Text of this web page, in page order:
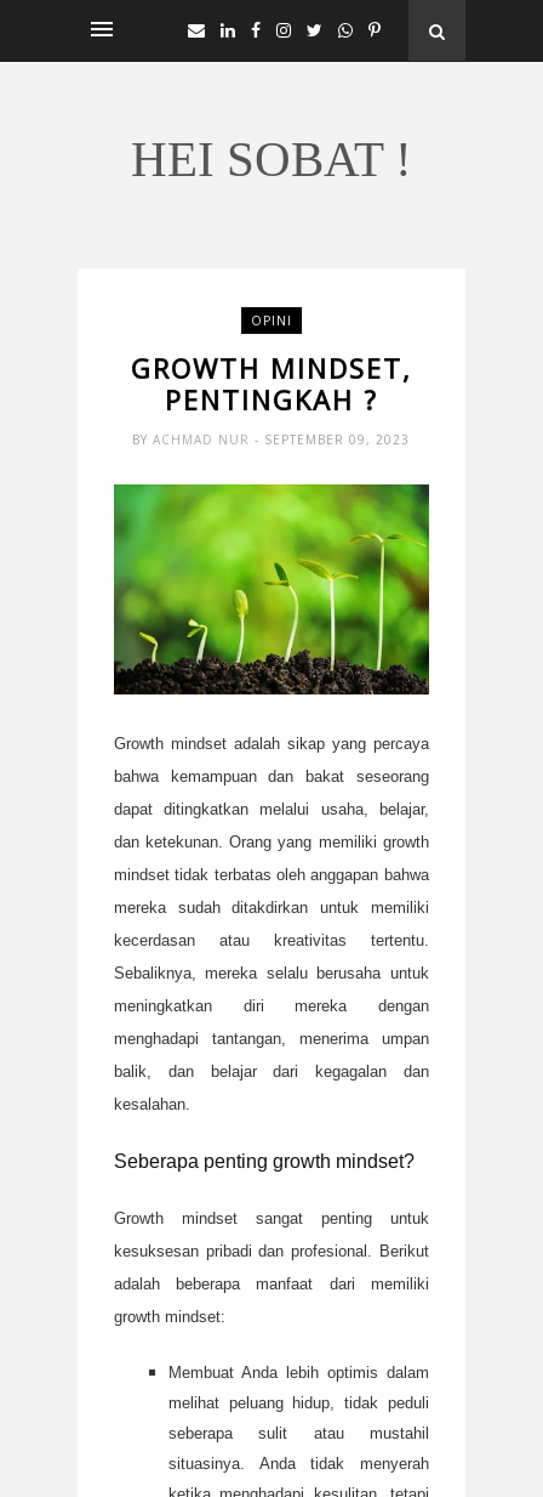
HEI SOBAT !
OPINI
GROWTH MINDSET,
PENTINGKAH ?
BYACHMAD NUR- SEPTEMBER 09, 2023
Growth mindset adalah sikap yang percaya
bahwa kemampuan dan bakat seseorang
dapat ditingkatkan melalui usaha, belajar,
dan ketekunan. Orang yang memiliki growth
mindset tidak terbatas oleh anggapan bahwa
mereka sudah ditakdirkan untuk memiliki
kecerdasan atau kreativitas tertentu.
Sebaliknya, mereka selalu berusaha untuk
meningkatkan diri mereka dengan
menghadapi tantangan, menerima umpan
balik, dan belajar dari kegagalan dan
kesalahan.
Seberapa penting growth mindset?
Growth mindset sangat penting untuk
kesuksesan pribadi dan profesional. Berikut
adalah beberapa manfaat dari memiliki
growth mindset:
Membuat Anda lebih optimis dalam
melihat peluang hidup, tidak peduli
seberapa sulit atau mustahil
situasinya. Anda tidak menyerah